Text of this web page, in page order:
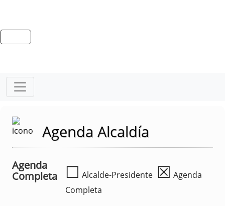
Agenda Alcaldía
Agenda
Completa
☐ Alcalde-Presidente ☒ Agenda
Completa